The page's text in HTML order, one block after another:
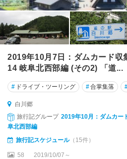
2019年10月7日：ダムカード収
14 岐阜北西部編 (その2) 「道...
# ドライブ・ツーリング #合掌集落
白川郷
旅行記グループ 2019年10月：ダムカー
阜北西部編
旅行記スケジュール（15件）
58 2019/10/07～